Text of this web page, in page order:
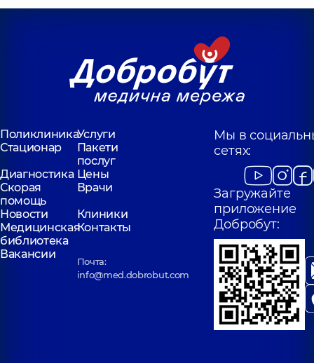
ПоликлиникаУслуги
Стационар
Пакети
послуг
Диагностика Цены
Скорая
помощь
Врачи
Новости
Клиники
Медицинская
библиотека
Контакты
Вакансии
Почта:
info@med.dobrobut.com
Мы в
сетях:
Загружайте
приложение
Добробут: